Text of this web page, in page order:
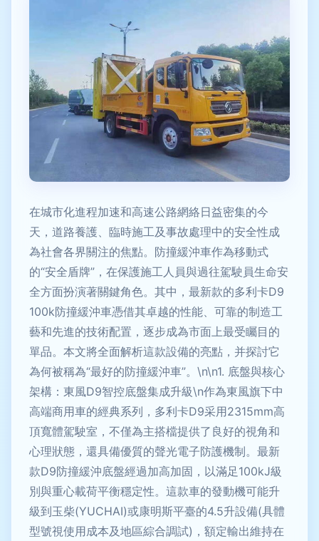
在城市化進程加速和高速公路網絡日益密集的今
天，道路養護、臨時施工及事故處理中的安全性成
為社會各界關注的焦點。防撞緩沖車作為移動式
的“安全盾牌”，在保護施工人員與過往駕駛員生命安
全方面扮演著關鍵角色。其中，最新款的多利卡D9
100k防撞緩沖車憑借其卓越的性能、可靠的制造工
藝和先進的技術配置，逐步成為市面上最受矚目的
單品。本文將全面解析這款設備的亮點，并探討它
為何被稱為“最好的防撞緩沖車”。\n\n1. 底盤與核心
架構：東風D9智控底盤集成升級\n作為東風旗下中
高端商用車的經典系列，多利卡D9采用2315mm高
頂寬體駕駛室，不僅為主搭檔提供了良好的視角和
心理狀態，還具備優質的聲光電子防護機制。最新
款D9防撞緩沖底盤經過加高加固，以滿足100kJ級
別與重心載荷平衡穩定性。這款車的發動機可能升
級到玉柴(YUCHAI)或康明斯平臺的4.5升設備(具體
型號視使用成本及地區綜合調試)，額定輸出維持在